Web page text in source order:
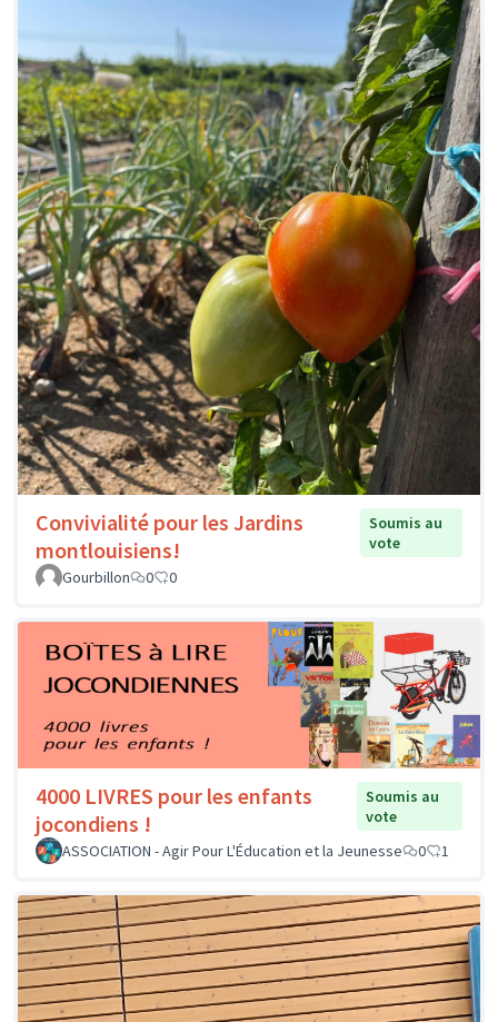
Convivialité pour les Jardins
montlouisiens!
Soumis au
vote
Gourbillon
0 0
4000 LIVRES pour les enfants
jocondiens !
Soumis au
vote
ASSOCIATION - Agir Pour L'Éducation et la Jeunesse
0 1